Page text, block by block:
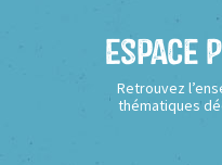
Espace
Retrouvez
thématiques